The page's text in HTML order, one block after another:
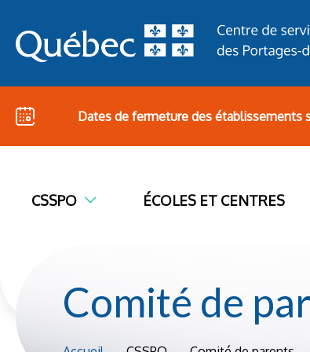
Dates de fermeture des établissements
CSSPO ÉCOLES ET CENTRES
Comité de